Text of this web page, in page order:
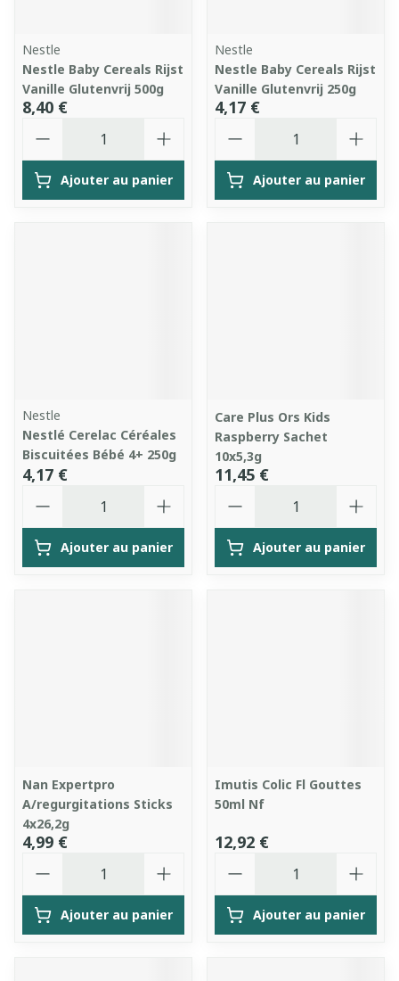
Nestle
Nestle Baby Cereals Rijst
Vanille Glutenvrij 500g
8,40 €
Ajouter au panier
Nestle
Nestle Baby Cereals Rijst
Vanille Glutenvrij 250g
4,17 €
Ajouter au panier
Nestle
Nestlé Cerelac Céréales
Biscuitées Bébé 4+ 250g
4,17 €
Ajouter au panier
Care Plus Ors Kids
Raspberry Sachet
10x5,3g
11,45 €
Ajouter au panier
Nan Expertpro
A/regurgitations Sticks
4x26,2g
4,99 €
Ajouter au panier
Imutis Colic Fl Gouttes
50ml Nf
12,92 €
Ajouter au panier